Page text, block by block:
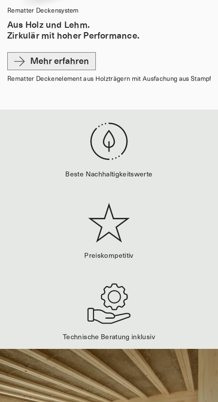
Rematter Deckensystem
Aus Holz und Lehm.
Zirkulär mit hoher Performance.
Mehr erfahren
Rematter Deckenelement aus Holzträgern mit Ausfachung aus
Beste Nachhaltigkeitswerte
Preiskompetitiv
Technische Beratung inklusiv